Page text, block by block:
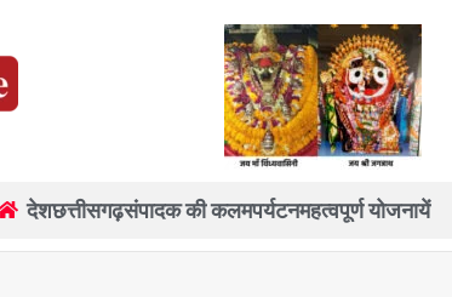
देशछत्तीसगढ़संपादक की कलमपर्यटनमहत्वपूर्ण योजनायें